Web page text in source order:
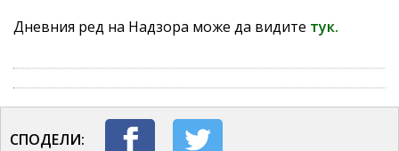
Дневния ред на Надзора може да видите тук.
СПОДЕЛИ: